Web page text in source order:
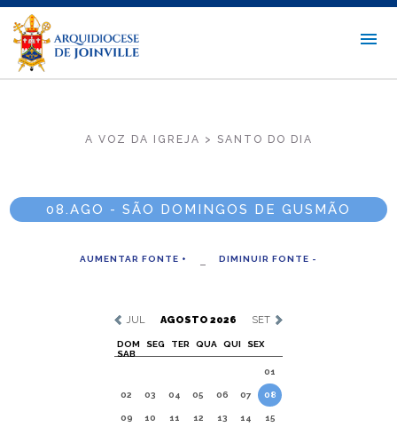
A VOZ DA IGREJA > SANTO DO DIA
08.AGO - SÃO DOMINGOS DE GUSMÃO
AUMENTAR FONTE + DIMINUIR FONTE -
JUL AGOSTO 2026 SET
DOM SEG TER QUA QUI
SEX
SAB
01
02 03 04 05 06 07 08
09 10 11 12 13 14 15